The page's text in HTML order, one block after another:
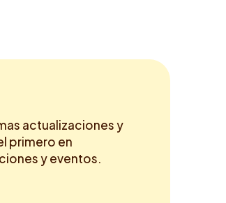
actualizaciones y
primero en
y eventos.